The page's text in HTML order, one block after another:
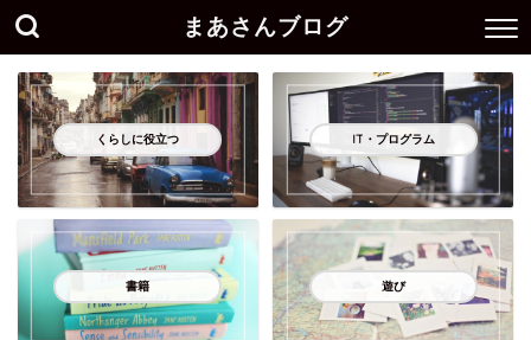
まあさんブログ
くらしに役立つ IT・プログラム
書籍 遊び